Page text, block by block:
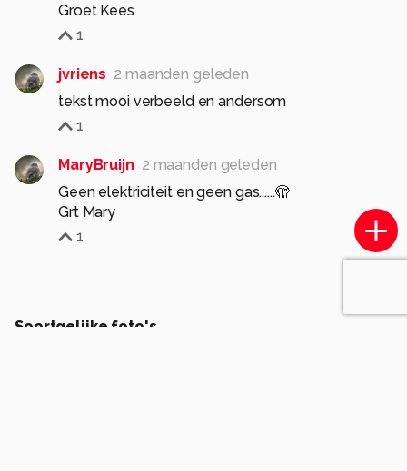
Groet Kees
1
jvriens 2 maanden geleden
tekst mooi verbeeld en andersom
1
MaryBruijn 2 maanden geleden
Geen elektriciteit en geen gas......🫣
Grt Mary
1
Soortgelijke foto's